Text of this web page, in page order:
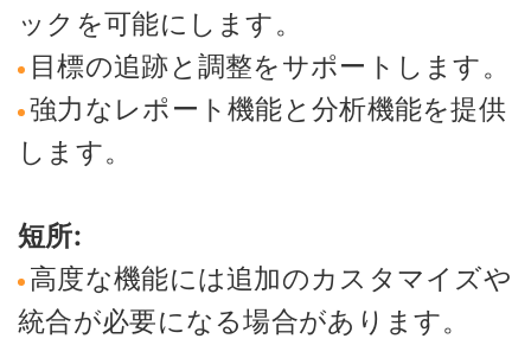
ックを可能にします。
目標の追跡と調整をサポートします。
強力なレポート機能と分析機能を提供
します。
短所:
高度な機能には追加のカスタマイズや
統合が必要になる場合があります。